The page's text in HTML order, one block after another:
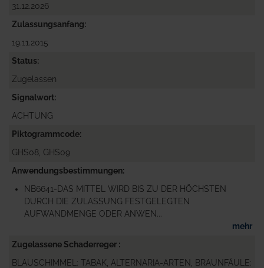
31.12.2026
Zulassungsanfang
19.11.2015
Status
Zugelassen
Signalwort
ACHTUNG
Piktogrammcode
GHS08, GHS09
Anwendungsbestimmungen
NB6641-DAS MITTEL WIRD BIS ZU DER HÖCHSTEN
DURCH DIE ZULASSUNG FESTGELEGTEN
AUFWANDMENGE ODER ANWEN...
mehr
Zugelassene Schaderreger
BLAUSCHIMMEL: TABAK, ALTERNARIA-ARTEN, BRAUNFÄULE: